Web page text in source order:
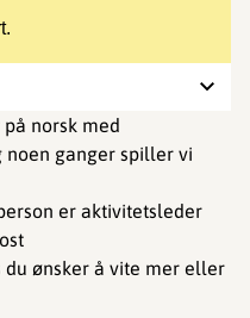
norsk med
noen ganger spiller vi
er aktivitetsleder
du ønsker å vite mer eller